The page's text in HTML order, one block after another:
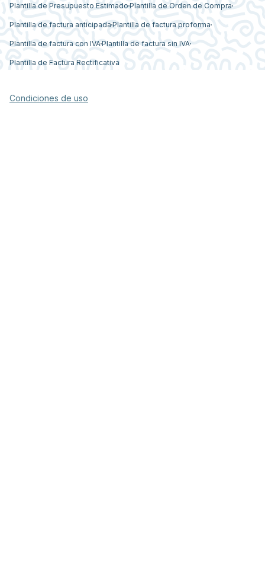
Plantilla de Presupuesto Estimado Plantilla de Orden de Compra
Plantilla de factura anticipada Plantilla de factura proforma
Plantilla de factura con IVA Plantilla de factura sin IVA
Plantilla de Factura Rectificativa
Condiciones de uso